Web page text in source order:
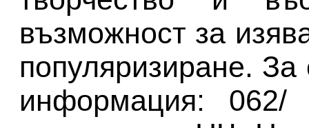
възможност за
популяризиране.
информация: 062/